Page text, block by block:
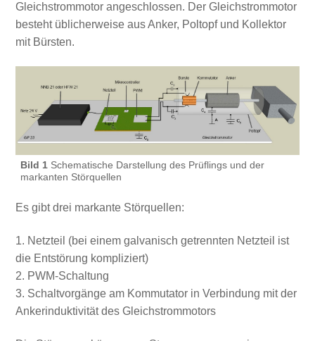
Gleichstrommotor angeschlossen. Der Gleichstrommotor
besteht üblicherweise aus Anker, Poltopf und Kollektor
mit Bürsten.
Bild 1Schematische Darstellung des Prüflings und der
markanten Störquellen
Es gibt drei markante Störquellen:
Netzteil (bei einem galvanisch getrennten Netzteil ist
die Entstörung kompliziert)
PWM-Schaltung
Schaltvorgänge am Kommutator in Verbindung mit der
Ankerinduktivität des Gleichstrommotors